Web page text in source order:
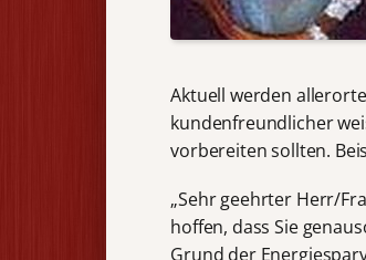
Aktuell werden
kundenfreundlicher
vorbereiten sollten.
„Sehr geehrter Herr/
hoffen, dass Sie
Grund der